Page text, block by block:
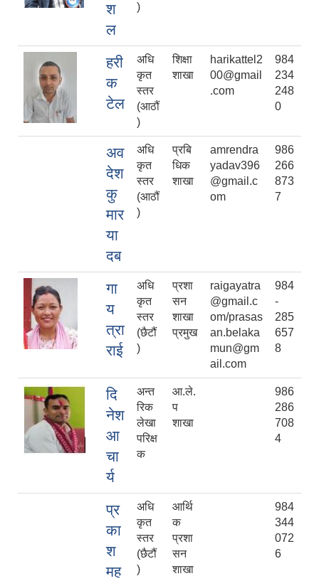
श
ल
)
हरी
क
टेल
अधि
कृत
स्तर
(आठौं
)
शिक्षा
शाखा
harikattel2
00@gmail
.com
984
234
248
0
अव
देश
कु
मार
या
दब
अधि
कृत
स्तर
(आठौं
)
प्रबि
धिक
शाखा
amrendra
yadav396
@gmail.c
om
986
266
873
7
गा
य
त्रा
राई
अधि
कृत
स्तर
(छैटौं
)
प्रशा
सन
शाखा
प्रमुख
raigayatra
@gmail.c
om/prasas
an.belaka
mun@gm
ail.com
984
-
285
657
8
दि
नेश
आ
चा
र्य
अन्त
रिक
लेखा
परिक्ष
क
आ.ले.
प
शाखा
986
286
708
4
प्र
का
श
मह
अधि
कृत
स्तर
(छैटौं
)
आर्थि
क
प्रशा
सन
शाखा
984
344
072
6